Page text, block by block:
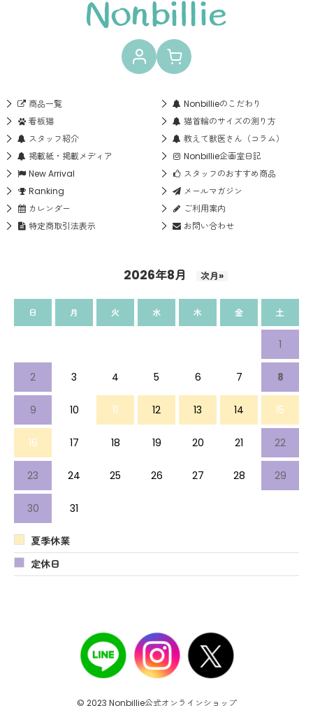
商品一覧
Nonbillieのこだわり
看板猫
猫首輪のサイズの測り方
スタッフ紹介
教えて獣医さん（コラム）
掲載紙・掲載メディア
Nonbillie企画室日記
New Arrival
スタッフのおすすめ商品
Ranking
メールマガジン
カレンダー
ご利用案内
特定商取引法表示
お問い合わせ
2026年8月 次月»
日 月 火 水 木 金 土
1
2 3 4 5 6 7 8
9 10 11 12 13 14 15
16 17 18 19 20 21 22
23 24 25 26 27 28 29
30 31
夏季休業
定休日
© 2023 Nonbillie公式オンラインショップ